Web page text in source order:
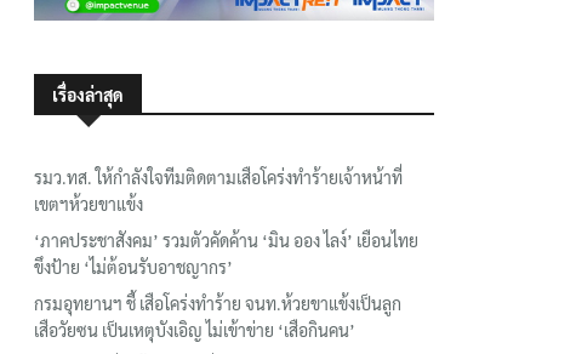
เรื่องล่าสุด
รมว.ทส. ให้กำลังใจทีมติดตามเสือโคร่งทำร้ายเจ้าหน้าที่
เขตฯห้วยขาแข้ง
‘ภาคประชาสังคม’ รวมตัวคัดค้าน ‘มิน ออง ไลง์’ เยือนไทย
ขึงป้าย ‘ไม่ต้อนรับอาชญากร’
กรมอุทยานฯ ชี้ เสือโคร่งทำร้าย จนท.ห้วยขาแข้งเป็นลูก
เสือวัยซน เป็นเหตุบังเอิญ ไม่เข้าข่าย ‘เสือกินคน’